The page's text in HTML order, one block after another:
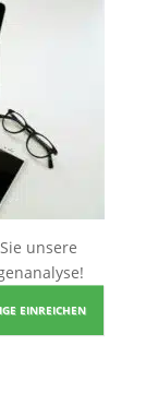
unsere
EINREICHEN